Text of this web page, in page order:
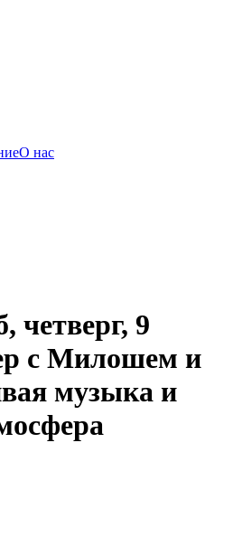
О нас
четверг, 9
с Милошем и
музыка и